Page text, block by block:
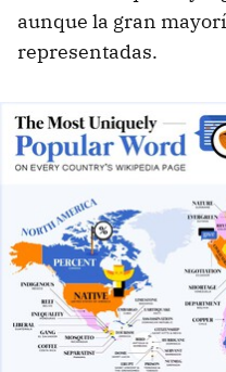
aunque la gran
representadas.